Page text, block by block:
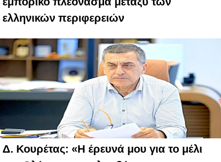
ελληνικών περιφερειών
Δ. Κουρέτας: «Η έρευνά μου για το μέλι